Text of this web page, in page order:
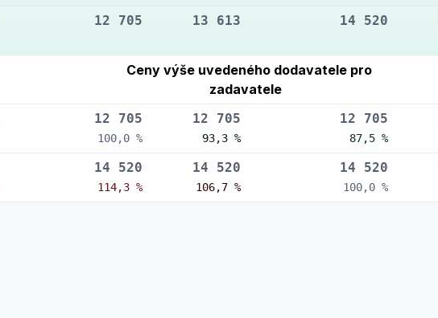
12 705 13 613 14 520
Ceny výše uvedeného dodavatele pro
zadavatele
12 705
100,0 %
12 705
93,3 %
12 705
87,5 %
14 520
114,3 %
14 520
106,7 %
14 520
100,0 %